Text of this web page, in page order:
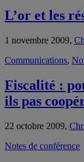
L’or et les
1 novembre 2009,
Communications,
Fiscalité :
ils pas
22 octobre 2009,
Notes de conférence